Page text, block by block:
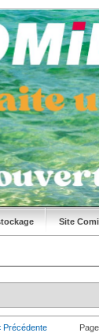
Site
Précédente